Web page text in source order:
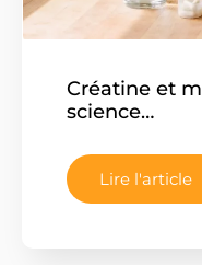
Créatine et
science…
Lire l'article